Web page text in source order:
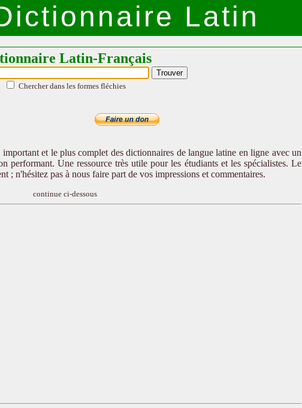
Latin
Latin-Français
Chercher dans les formes fléchies
et le plus complet des dictionnaires de langue latine en ligne avec un
performant. Une ressource très utile pour les étudiants et les spécialistes. Le
; n'hésitez pas à nous faire part de vos impressions et commentaires.
continue ci-dessous